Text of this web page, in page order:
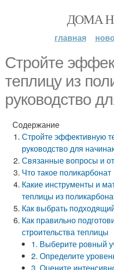
ДОМА
главная
Стройте
теплицу из
руководство
Содержание
Стройте эффективную
руководство для
Связанные вопросы и
Что такое поликарбонат
Какие инструменты и
теплицы из
Как выбрать
Как правильно
строительства теплицы
1. Выберите ровный
2. Определите